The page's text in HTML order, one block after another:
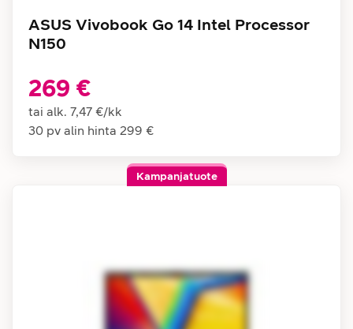
ASUS Vivobook Go 14 Intel Processor
N150
269 €
tai alk. 7,47 €/kk
30 pv alin hinta 299 €
Kampanjatuote